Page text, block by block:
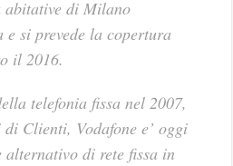
abitative di Milano
si prevede la copertura
il 2016.
telefonia fissa nel 2007,
Clienti, Vodafone e’ oggi
alternativo di rete fissa in